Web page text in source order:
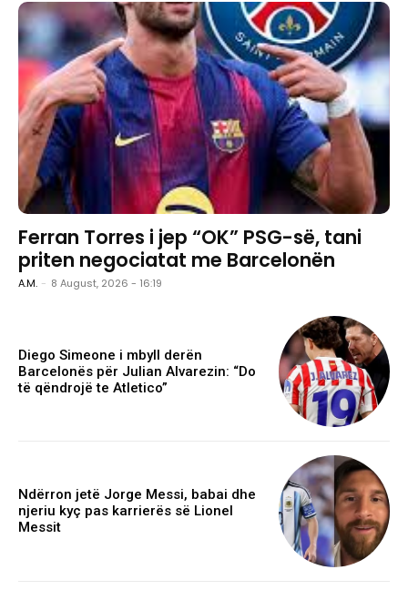
Ferran Torres i jep “OK” PSG-së, tani
priten negociatat me Barcelonën
A.M. - 8 August, 2026 - 16:19
Diego Simeone i mbyll derën
Barcelonës për Julian Alvarezin: “Do
të qëndrojë te Atletico”
Ndërron jetë Jorge Messi, babai dhe
njeriu kyç pas karrierës së Lionel
Messit